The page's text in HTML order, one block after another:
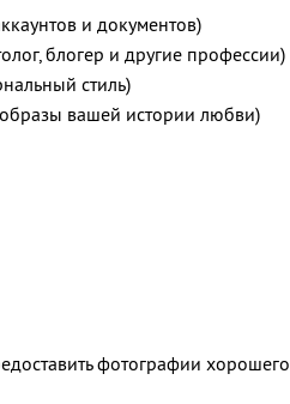
и документов)
блогер и другие профессии)
стиль)
вашей истории любви)
фотографии хорошего